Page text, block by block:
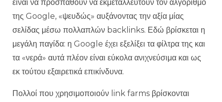
είναι να προσπαθούν να εκμεταλλευτούν τον αλγόριθμο
της Google, «ψευδώς» αυξάνοντας την αξία μίας
σελίδας μέσω πολλαπλών backlinks. Εδώ βρίσκεται η
μεγάλη παγίδα: η Google έχει εξελίξει τα φίλτρα της και
τα «νερά» αυτά πλέον είναι εύκολα ανιχνεύσιμα και ως
εκ τούτου εξαιρετικά επικίνδυνα.
Πολλοί που χρησιμοποιούν link farms βρίσκονται